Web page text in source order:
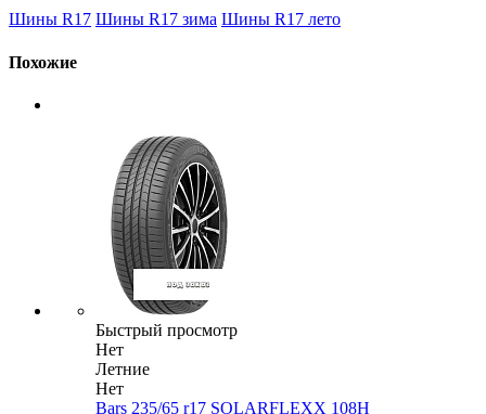
Шины R17 Шины R17 зима Шины R17 лето
Похожие
Быстрый просмотр
Нет
Летние
Нет
Bars 235/65 r17 SOLARFLEXX 108H